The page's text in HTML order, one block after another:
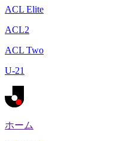
ACL Elite
ACL2
ACL Two
U-21
ホーム